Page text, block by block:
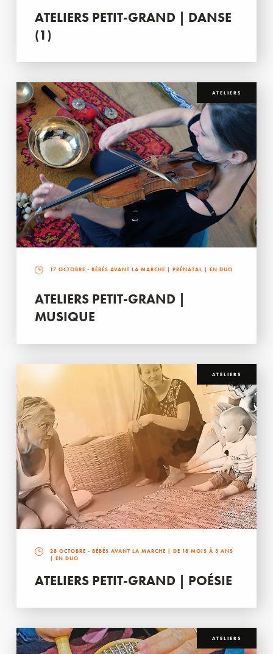
ATELIERS PETIT-GRAND | DANSE
(1)
ATELIERS
17 OCTOBRE - BÉBÉS AVANT LA MARCHE | PRÉNATAL | EN DUO
ATELIERS PETIT-GRAND |
MUSIQUE
ATELIERS
28 OCTOBRE - BÉBÉS AVANT LA MARCHE | DE 18 MOIS À 3 ANS
| EN DUO
ATELIERS PETIT-GRAND | POÉSIE
ATELIERS